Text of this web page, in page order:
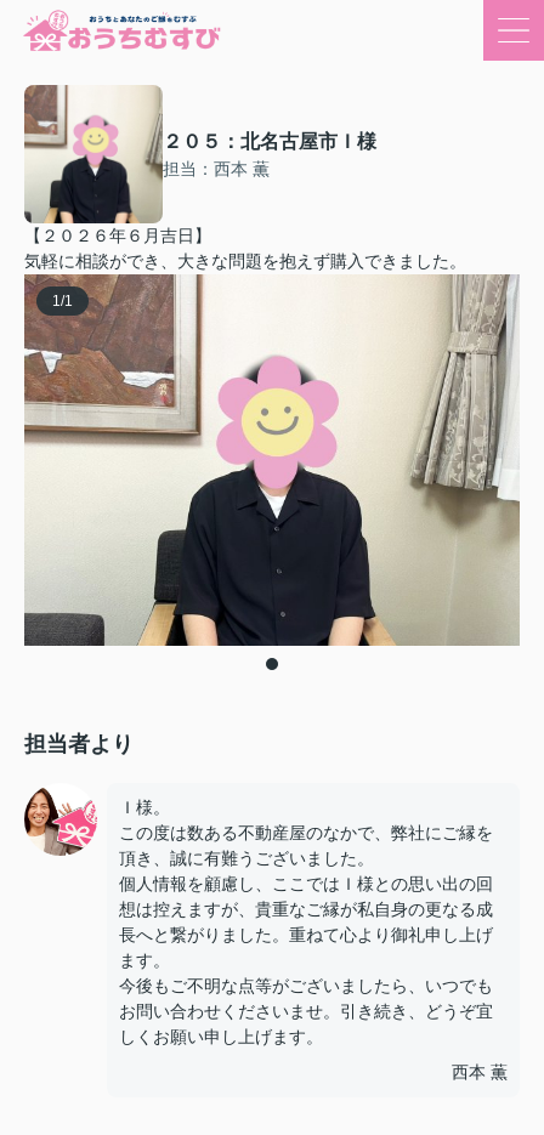
２０５：北名古屋市Ｉ様
担当：西本 薫
【２０２６年６月吉日】
気軽に相談ができ、大きな問題を抱えず購入できました。
1/1
担当者より
Ｉ様。
この度は数ある不動産屋のなかで、弊社にご縁を
頂き、誠に有難うございました。
個人情報を顧慮し、ここではＩ様との思い出の回
想は控えますが、貴重なご縁が私自身の更なる成
長へと繋がりました。重ねて心より御礼申し上げ
ます。
今後もご不明な点等がございましたら、いつでも
お問い合わせくださいませ。引き続き、どうぞ宜
しくお願い申し上げます。
西本 薫